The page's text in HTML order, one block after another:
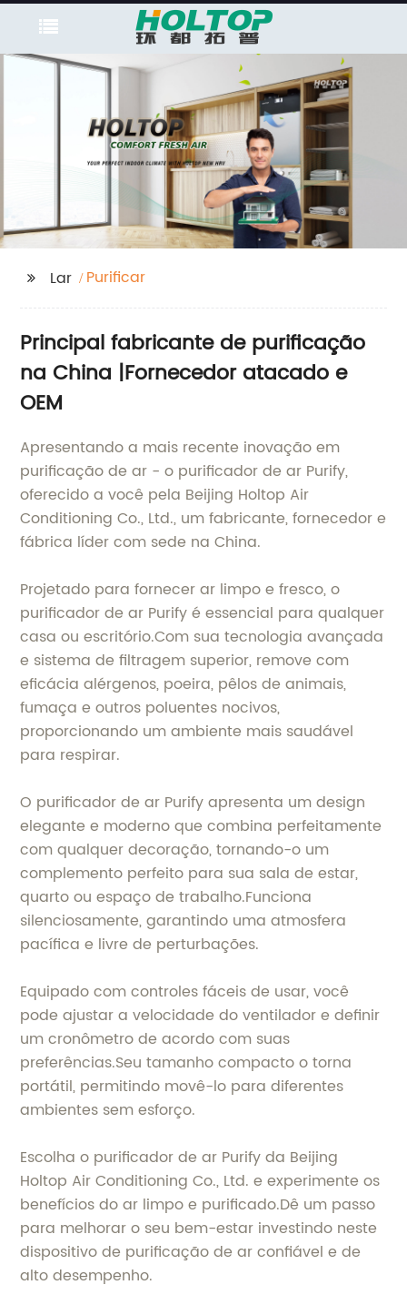
Lar Purificar
Principal fabricante de purificação
na China |Fornecedor atacado e
OEM
Apresentando a mais recente inovação em
purificação de ar - o purificador de ar Purify,
oferecido a você pela Beijing Holtop Air
Conditioning Co., Ltd., um fabricante, fornecedor e
fábrica líder com sede na China.
Projetado para fornecer ar limpo e fresco, o
purificador de ar Purify é essencial para qualquer
casa ou escritório.Com sua tecnologia avançada
e sistema de filtragem superior, remove com
eficácia alérgenos, poeira, pêlos de animais,
fumaça e outros poluentes nocivos,
proporcionando um ambiente mais saudável
para respirar.
O purificador de ar Purify apresenta um design
elegante e moderno que combina perfeitamente
com qualquer decoração, tornando-o um
complemento perfeito para sua sala de estar,
quarto ou espaço de trabalho.Funciona
silenciosamente, garantindo uma atmosfera
pacífica e livre de perturbações.
Equipado com controles fáceis de usar, você
pode ajustar a velocidade do ventilador e definir
um cronômetro de acordo com suas
preferências.Seu tamanho compacto o torna
portátil, permitindo movê-lo para diferentes
ambientes sem esforço.
Escolha o purificador de ar Purify da Beijing
Holtop Air Conditioning Co., Ltd. e experimente os
benefícios do ar limpo e purificado.Dê um passo
para melhorar o seu bem-estar investindo neste
dispositivo de purificação de ar confiável e de
alto desempenho.